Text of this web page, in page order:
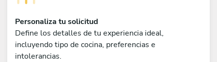
Personaliza tu solicitud
Define los detalles de tu experiencia ideal,
incluyendo tipo de cocina, preferencias e
intolerancias.